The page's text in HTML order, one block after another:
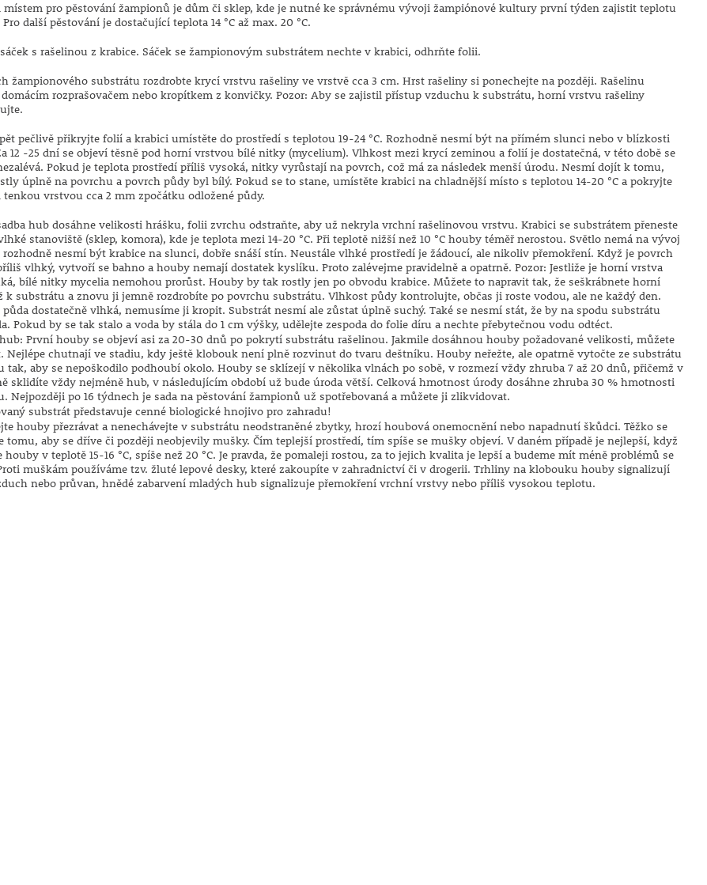
místem pro pěstování žampionů je dům či sklep, kde je nutné ke správnému vývoji žampiónové kultury první týden zajistit teplotu
Pro další pěstování je dostačující teplota 14 °C až max. 20 °C.
s rašelinou z krabice. Sáček se žampionovým substrátem nechte v krabici, odhrňte folii.
žampionového substrátu rozdrobte krycí vrstvu rašeliny ve vrstvě cca 3 cm. Hrst rašeliny si ponechejte na později. Rašelinu
rozprašovačem nebo kropítkem z konvičky. Pozor: Aby se zajistil přístup vzduchu k substrátu, horní vrstvu rašeliny
pečlivě přikryjte folií a krabici umístěte do prostředí s teplotou 19-24 °C. Rozhodně nesmí být na přímém slunci nebo v blízkosti
12 -25 dní se objeví těsně pod horní vrstvou bílé nitky (mycelium). Vlhkost mezi krycí zeminou a folií je dostatečná, v této době se
Pokud je teplota prostředí příliš vysoká, nitky vyrůstají na povrch, což má za následek menší úrodu. Nesmí dojít k tomu,
úplně na povrchu a povrch půdy byl bílý. Pokud se to stane, umístěte krabici na chladnější místo s teplotou 14-20 °C a pokryjte
tenkou vrstvou cca 2 mm zpočátku odložené půdy.
hub dosáhne velikosti hrášku, folii zvrchu odstraňte, aby už nekryla vrchní rašelinovou vrstvu. Krabici se substrátem přeneste
stanoviště (sklep, komora), kde je teplota mezi 14-20 °C. Při teplotě nižší než 10 °C houby téměř nerostou. Světlo nemá na vývoj
nesmí být krabice na slunci, dobře snáší stín. Neustále vlhké prostředí je žádoucí, ale nikoliv přemokření. Když je povrch
vlhký, vytvoří se bahno a houby nemají dostatek kyslíku. Proto zalévejme pravidelně a opatrně. Pozor: Jestliže je horní vrstva
bílé nitky mycelia nemohou prorůst. Houby by tak rostly jen po obvodu krabice. Můžete to napravit tak, že seškrábnete horní
k substrátu a znovu ji jemně rozdrobíte po povrchu substrátu. Vlhkost půdy kontrolujte, občas ji roste vodou, ale ne každý den.
půda dostatečně vlhká, nemusíme ji kropit. Substrát nesmí ale zůstat úplně suchý. Také se nesmí stát, že by na spodu substrátu
Pokud by se tak stalo a voda by stála do 1 cm výšky, udělejte zespoda do folie díru a nechte přebytečnou vodu odtéct.
První houby se objeví asi za 20-30 dnů po pokrytí substrátu rašelinou. Jakmile dosáhnou houby požadované velikosti, můžete
Nejlépe chutnají ve stadiu, kdy ještě klobouk není plně rozvinut do tvaru deštníku. Houby neřežte, ale opatrně vytočte ze substrátu
tak, aby se nepoškodilo podhoubí okolo. Houby se sklízejí v několika vlnách po sobě, v rozmezí vždy zhruba 7 až 20 dnů, přičemž v
sklidíte vždy nejméně hub, v následujícím období už bude úroda větší. Celková hmotnost úrody dosáhne zhruba 30 % hmotnosti
Nejpozději po 16 týdnech je sada na pěstování žampionů už spotřebovaná a můžete ji zlikvidovat.
substrát představuje cenné biologické hnojivo pro zahradu!
houby přezrávat a nenechávejte v substrátu neodstraněné zbytky, hrozí houbová onemocnění nebo napadnutí škůdci. Těžko se
tomu, aby se dříve či později neobjevily mušky. Čím teplejší prostředí, tím spíše se mušky objeví. V daném případě je nejlepší, když
houby v teplotě 15-16 °C, spíše než 20 °C. Je pravda, že pomaleji rostou, za to jejich kvalita je lepší a budeme mít méně problémů se
muškám používáme tzv. žluté lepové desky, které zakoupíte v zahradnictví či v drogerii. Trhliny na klobouku houby signalizují
nebo průvan, hnědé zabarvení mladých hub signalizuje přemokření vrchní vrstvy nebo příliš vysokou teplotu.